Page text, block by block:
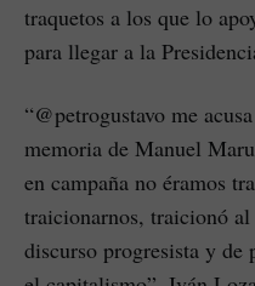
traquetos a los que lo
para llegar a la
“@petrogustavo me
memoria de Manuel
en campaña no éramos
traicionarnos, traicionó
discurso progresista y de